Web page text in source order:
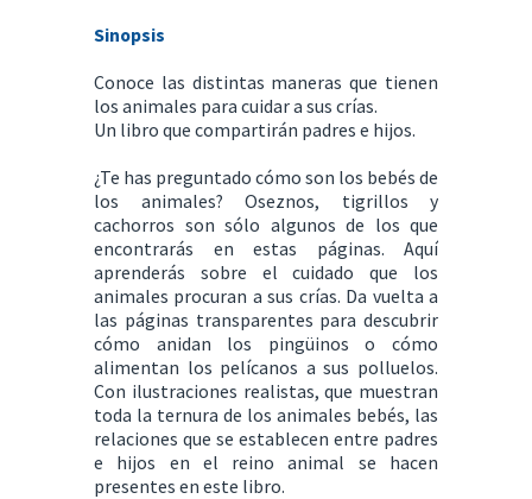
Sinopsis
Conoce las distintas maneras que tienen
los animales para cuidar a sus crías.
Un libro que compartirán padres e hijos.
¿Te has preguntado cómo son los bebés de
los animales? Oseznos, tigrillos y
cachorros son sólo algunos de los que
encontrarás en estas páginas. Aquí
aprenderás sobre el cuidado que los
animales procuran a sus crías. Da vuelta a
las páginas transparentes para descubrir
cómo anidan los pingüinos o cómo
alimentan los pelícanos a sus polluelos.
Con ilustraciones realistas, que muestran
toda la ternura de los animales bebés, las
relaciones que se establecen entre padres
e hijos en el reino animal se hacen
presentes en este libro.